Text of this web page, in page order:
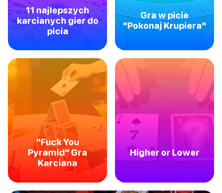
11 najlepszych
karcianych gier do
picia
Gra w picie
"Pokonaj Krupiera"
"Fuck You
Pyramid" Gra
Karciana
Higher or Lower